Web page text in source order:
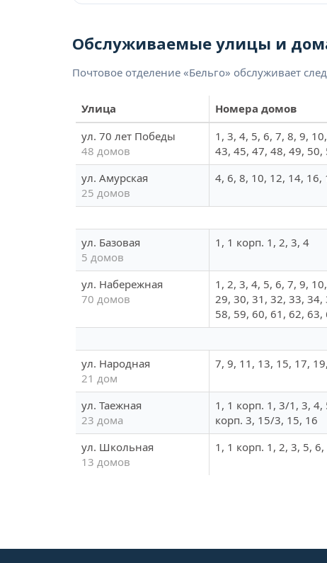
Обслуживаемые улицы и
Почтовое отделение «Бельго» обслуживает
Улица
Номера домов
ул. 70 лет Победы
48 домов
1, 3, 4, 5, 6, 7, 8, 9,
43, 45, 47, 48, 49, 50,
ул. Амурская
25 домов
4, 6, 8, 10, 12, 14,
ул. Базовая
5 домов
1, 1 корп. 1, 2, 3, 4
ул. Набережная
70 домов
1, 2, 3, 4, 5, 6, 7, 9,
29, 30, 31, 32, 33,
58, 59, 60, 61, 62, 63,
ул. Народная
21 дом
7, 9, 11, 13, 15, 17,
ул. Таежная
23 дома
1, 1 корп. 1, 3/1, 3,
корп. 3, 15/3, 15, 16
ул. Школьная
13 домов
1, 1 корп. 1, 2, 3, 5,